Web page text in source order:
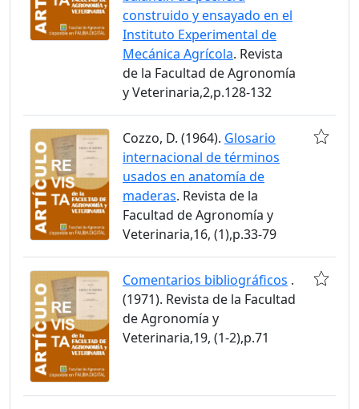
construido y ensayado en el
Instituto Experimental de
Mecánica Agrícola. Revista
de la Facultad de Agronomía
y Veterinaria,2,p.128-132
Cozzo, D. (1964). Glosario
internacional de términos
usados en anatomía de
maderas. Revista de la
Facultad de Agronomía y
Veterinaria,16, (1),p.33-79
Comentarios bibliográficos .
(1971). Revista de la Facultad
de Agronomía y
Veterinaria,19, (1-2),p.71